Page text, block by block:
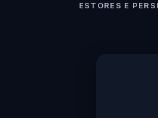
ESTORES E